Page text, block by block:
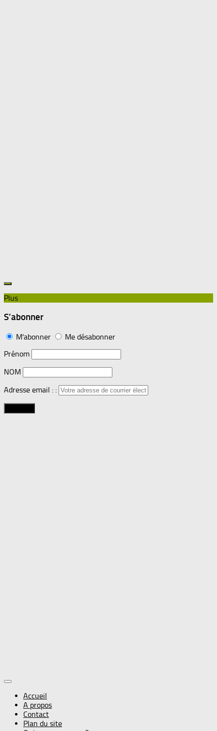
Plus
S’abonner
M'abonner
Me désabonner
Prénom
NOM
Adresse email : :
Accueil
A propos
Contact
Plan du site